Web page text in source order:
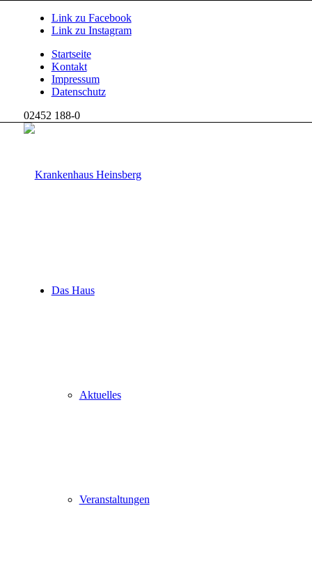
Link zu Facebook
Link zu Instagram
Startseite
Kontakt
Impressum
Datenschutz
02452 188-0
Das Haus
Aktuelles
Veranstaltungen